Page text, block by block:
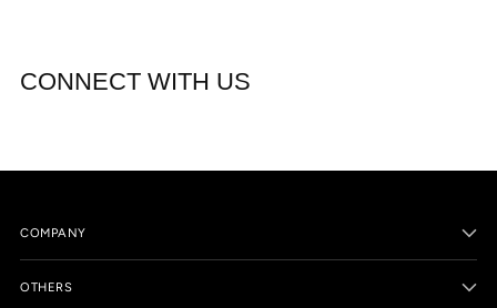
CONNECT WITH US
COMPANY
OTHERS